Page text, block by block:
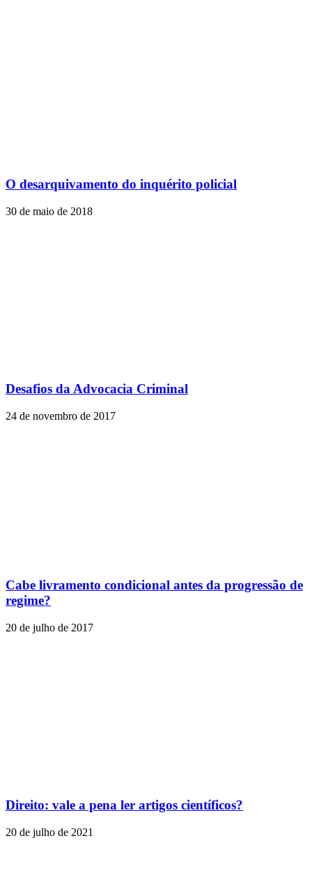
O desarquivamento do inquérito policial
30 de maio de 2018
Desafios da Advocacia Criminal
24 de novembro de 2017
Cabe livramento condicional antes da progressão de
regime?
20 de julho de 2017
Direito: vale a pena ler artigos científicos?
20 de julho de 2021